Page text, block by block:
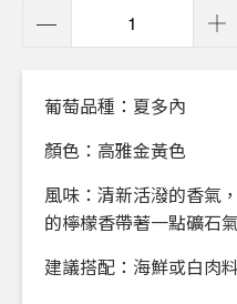
葡萄品種：夏多內
顏色：高雅金黃色
風味：清新活潑的香氣
的檸檬香帶著一點礦石
建議搭配：海鮮或白肉